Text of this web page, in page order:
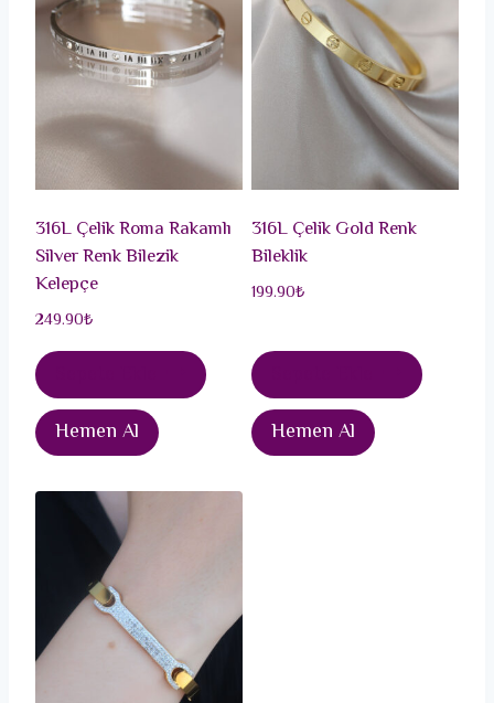
316L Çelik Roma Rakamlı
Silver Renk Bilezik
Kelepçe
249.90₺
Hemen Al
316L Çelik Gold Renk
Bileklik
199.90₺
Hemen Al